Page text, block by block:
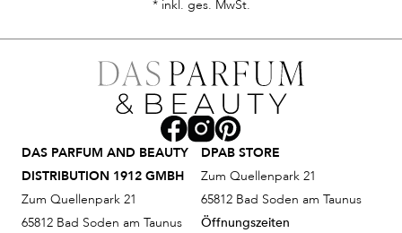
* inkl. ges. MwSt.
DAS PARFUM AND BEAUTY
DISTRIBUTION 1912 GMBH
Zum Quellenpark 21
65812 Bad Soden am Taunus
DPAB STORE
Zum Quellenpark 21
65812 Bad Soden am Taunus
Öffnungszeiten